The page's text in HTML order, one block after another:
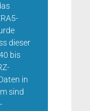
dieser
bis
in
sind